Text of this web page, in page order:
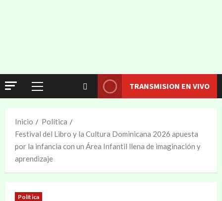
TRANSMISION EN VIVO
Inicio
Política
Festival del Libro y la Cultura Dominicana 2026 apuesta
por la infancia con un Área Infantil llena de imaginación y
aprendizaje
Política